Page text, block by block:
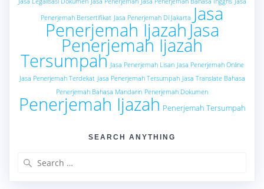
Penerjemah Bersertifikat Jasa Penerjemah Di Jakarta Jasa
Penerjemah Ijazah Jasa
Penerjemah Ijazah
Tersumpah Jasa Penerjemah Lisan Jasa Penerjemah Online
Jasa Penerjemah Terdekat Jasa Penerjemah Tersumpah Jasa Translate Bahasa
Penerjemah Bahasa Mandarin Penerjemah Dokumen
Penerjemah Ijazah Penerjemah Tersumpah
SEARCH ANYTHING